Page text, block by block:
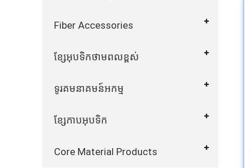
Fiber Accessories
ខ្សែអុបទិកថាមពលខ្ពស់
ទូរគមនាគមន៍អកម្ម
ខ្សែកាបអុបទិក
Core Material Products